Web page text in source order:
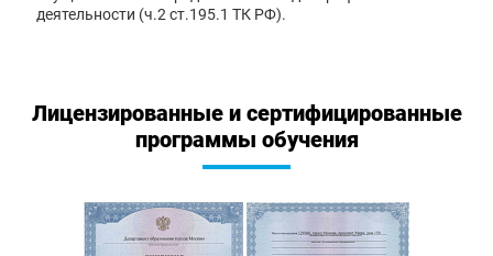
деятельности (ч.2 ст.195.1 ТК РФ).
Лицензированные и сертифицированные
программы обучения